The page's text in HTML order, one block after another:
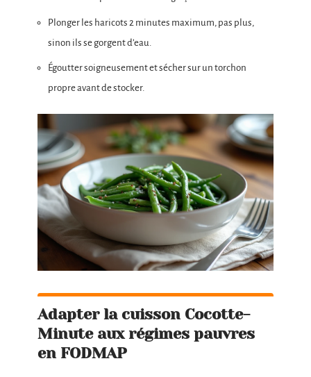
Plonger les haricots 2 minutes maximum, pas plus,
sinon ils se gorgent d’eau.
Égoutter soigneusement et sécher sur un torchon
propre avant de stocker.
Adapter la cuisson Cocotte-
Minute aux régimes pauvres
en FODMAP